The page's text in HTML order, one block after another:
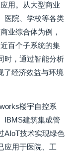
用。从大型商业
医院、学校等各类
业综合体为例，
百个子系统的集
时，通过智能分析
了经济效益与环境
楼宇自控系
IBMS建筑集成管
AIoT技术实现绿色
应用于医院、工